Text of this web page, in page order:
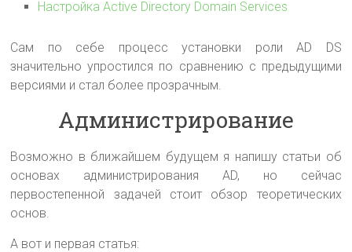
Настройка Active Directory Domain Services
Сам по себе процесс установки роли AD DS
значительно упростился по сравнению с предыдущими
версиями и стал более прозрачным.
Администрирование
Возможно в ближайшем будущем я напишу статьи об
основах администрирования AD, но сейчас
первостепенной задачей стоит обзор теоретических
основ.
А вот и первая статья: